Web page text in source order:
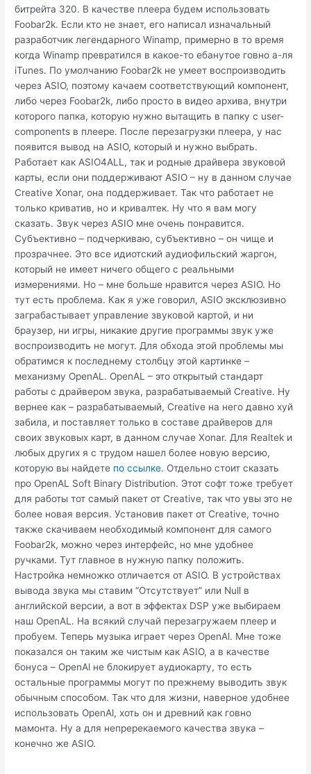
битрейта 320. В качестве плеера будем использовать
Foobar2k. Если кто не знает, его написал изначальный
разработчик легендарного Winamp, примерно в то время
когда Winamp превратился в какое-то ебанутое говно а-ля
iTunes. По умолчанию Foobar2k не умеет воспроизводить
через ASIO, поэтому качаем соответствующий компонент,
либо через Foobar2k, либо просто в видео архива, внутри
которого папка, которую нужно вытащить в папку с user-
components в плеере. После перезагрузки плеера, у нас
появится вывод на ASIO, который и нужно выбрать.
Работает как ASIO4ALL, так и родные драйвера звуковой
карты, если они поддерживают ASIO – ну в данном случае
Creative Xonar, она поддерживает. Так что работает не
только криватив, но и кривалтек. Ну что я вам могу
сказать. Звук через ASIO мне очень понравится.
Субъективно – подчеркиваю, субъективно – он чище и
прозрачнее. Это все идиотский аудиофильский жаргон,
который не имеет ничего общего с реальными
измерениями. Но – мне больше нравится через ASIO. Но
тут есть проблема. Как я уже говорил, ASIO эксклюзивно
заграбастывает управление звуковой картой, и ни
браузер, ни игры, никакие другие программы звук уже
воспроизводить не могут. Для обхода этой проблемы мы
обратимся к последнему столбцу этой картинке –
механизму OpenAL. OpenAL – это открытый стандарт
работы с драйвером звука, разрабатываемый Creative. Ну
вернее как – разрабатываемый, Creative на него давно хуй
забила, и поставляет только в составе драйверов для
своих звуковых карт, в данном случае Xonar. Для Realtek и
любых других я с трудом нашел более новую версию,
которую вы найдете по ссылке. Отдельно стоит сказать
про OpenAL Soft Binary Distribution. Этот софт тоже требует
для работы тот самый пакет от Creative, так что увы это не
более новая версия. Установив пакет от Creative, точно
также скачиваем необходимый компонент для самого
Foobar2k, можно через интерфейс, но мне удобнее
ручками. Тут главное в нужную папку положить.
Настройка немножко отличается от ASIO. В устройствах
вывода звука мы ставим “Отсутствует” или Null в
английской версии, а вот в эффектах DSP уже выбираем
наш OpenAL. На всякий случай перезагружаем плеер и
пробуем. Теперь музыка играет через OpenAl. Мне тоже
показался он таким же чистым как ASIO, а в качестве
бонуса – OpenAl не блокирует аудиокарту, то есть
остальные программы могут по прежнему выводить звук
обычным способом. Так что для жизни, наверное удобнее
использовать OpenAl, хоть он и древний как говно
мамонта. Ну а для непререкаемого качества звука –
конечно же ASIO.